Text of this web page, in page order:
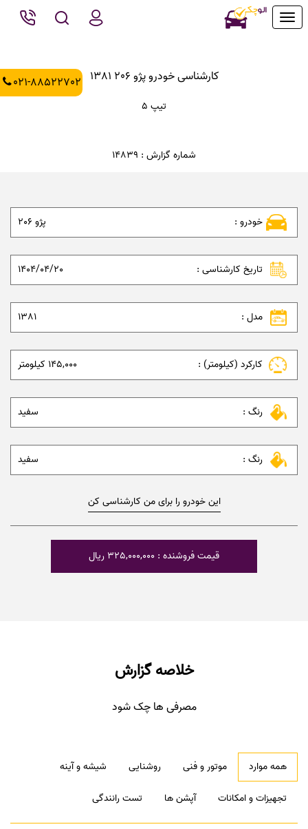
Toggle
021-88522702 کارشناسی خودرو پژو 206 1381
تیپ 5
شماره گزارش : 14839
خودرو : پژو 206
تاریخ کارشناسی : 1404/04/20
مدل : 1381
کارکرد (کیلومتر) : 145,000 کیلومتر
رنگ : سفید
رنگ : سفید
این خودرو را برای من کارشناسی کن
قیمت فروشنده : 325,000,000 ریال
خلاصه گزارش
مصرفی ها چک شود
همه موارد موتور و فنی روشنایی
شیشه و آینه
تجهیزات و امکانات
آپشن ها تست رانندگی